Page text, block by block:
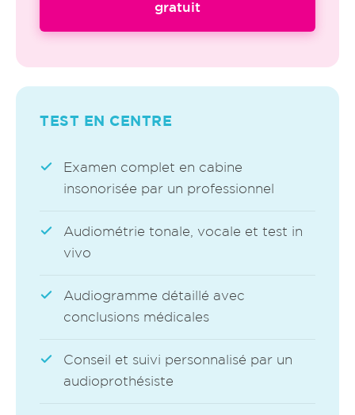
gratuit
TEST EN CENTRE
Examen complet en cabine
insonorisée par un professionnel
Audiométrie tonale, vocale et test in
vivo
Audiogramme détaillé avec
conclusions médicales
Conseil et suivi personnalisé par un
audioprothésiste